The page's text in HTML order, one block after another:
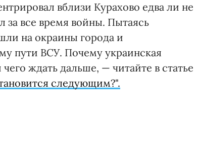
вблизи Курахово едва ли не
все время войны. Пытаясь
на окраины города и
пути ВСУ. Почему украинская
ждать дальше, — читайте в статье
следующим?".